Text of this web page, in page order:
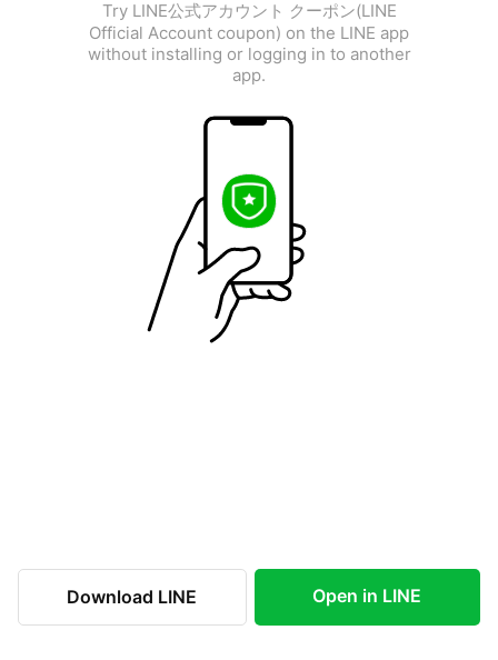
Try LINE公式アカウント クーポン(LINE
Official Account coupon) on the LINE app
without installing or logging in to another
app.
Download LINE Open in LINE